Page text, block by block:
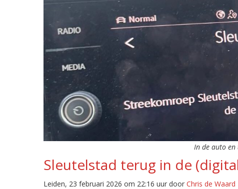
In de auto en
Sleutelstad terug in de
Leiden, 23 februari 2026 om 22:16 uur door Chris de Waard